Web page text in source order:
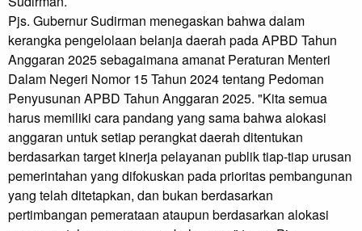
Pjs. Gubernur Sudirman menegaskan bahwa dalam
kerangka pengelolaan belanja daerah pada APBD Tahun
Anggaran 2025 sebagaimana amanat Peraturan Menteri
Dalam Negeri Nomor 15 Tahun 2024 tentang Pedoman
Penyusunan APBD Tahun Anggaran 2025. "Kita semua
harus memiliki cara pandang yang sama bahwa alokasi
anggaran untuk setiap perangkat daerah ditentukan
berdasarkan target kinerja pelayanan publik tiap-tiap urusan
pemerintahan yang difokuskan pada prioritas pembangunan
yang telah ditetapkan, dan bukan berdasarkan
pertimbangan pemerataan ataupun berdasarkan alokasi